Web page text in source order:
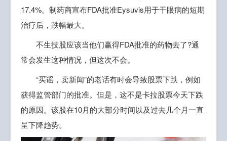
17.4%。制药商宣布FDA批准Eysuvis用于干眼病的短期
治疗后，跌幅最大。
不生技股应该当他们赢得FDA批准的药物去了?通
常会发生这种情况，但这次不会。
“买谣，卖新闻”的老话有时会导致股票下跌，例如
获得监管部门的批准。但是，这不是卡拉股票今天下跌
的原因。该股在10月的大部分时间以及过去几个月一直
呈下降趋势。